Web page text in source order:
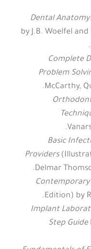
Dental
by J.B. Woelfel
Complete
Problem
McCarthy,
Basic
Providers
Delmar
Edition) by
Implant
Step Guide